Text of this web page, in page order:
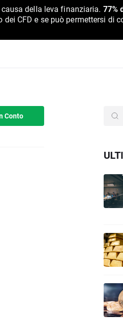
della leva finanziaria. 77%
CFD e se può permettersi di
Conto